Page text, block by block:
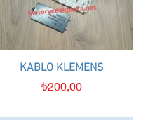
Hızlı Bakış
KABLO KLEMENS
Fiyat
₺200,00